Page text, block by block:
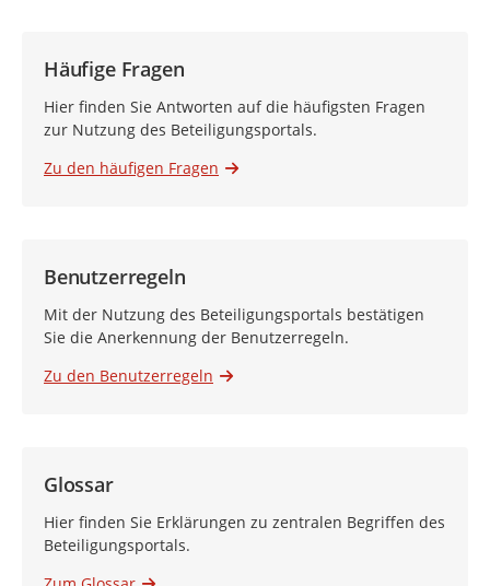
Häufige Fragen
Hier finden Sie Antworten auf die häufigsten Fragen
zur Nutzung des Beteiligungsportals.
Zu den häufigen Fragen
Benutzerregeln
Mit der Nutzung des Beteiligungsportals bestätigen
Sie die Anerkennung der Benutzerregeln.
Zu den Benutzerregeln
Glossar
Hier finden Sie Erklärungen zu zentralen Begriffen des
Beteiligungsportals.